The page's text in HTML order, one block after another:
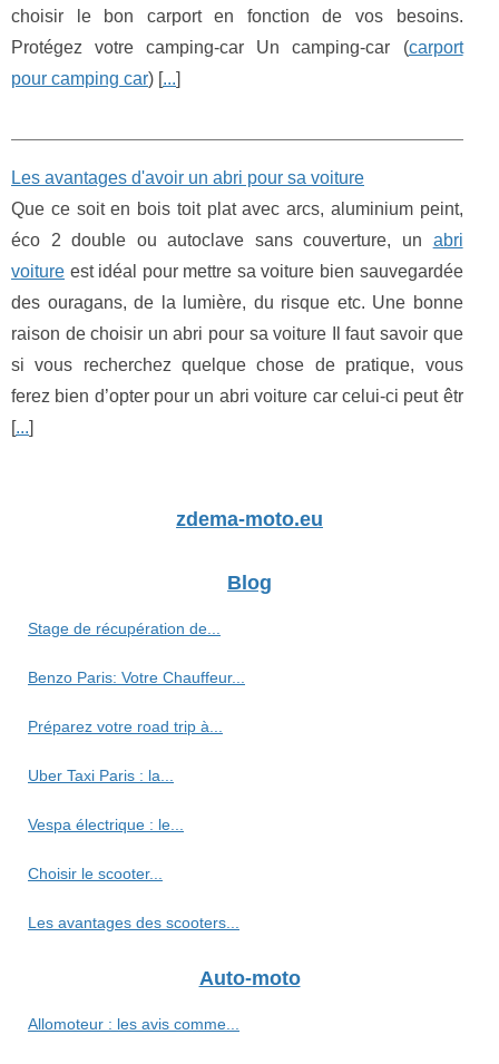
choisir le bon carport en fonction de vos besoins.
Protégez votre camping-car Un camping-car (carport
pour camping car) [...]
Les avantages d'avoir un abri pour sa voiture
Que ce soit en bois toit plat avec arcs, aluminium peint,
éco 2 double ou autoclave sans couverture, un abri
voiture est idéal pour mettre sa voiture bien sauvegardée
des ouragans, de la lumière, du risque etc. Une bonne
raison de choisir un abri pour sa voiture Il faut savoir que
si vous recherchez quelque chose de pratique, vous
ferez bien d’opter pour un abri voiture car celui-ci peut êtr
[...]
zdema-moto.eu
Blog
Stage de récupération de...
Benzo Paris: Votre Chauffeur...
Préparez votre road trip à...
Uber Taxi Paris : la...
Vespa électrique : le...
Choisir le scooter...
Les avantages des scooters...
Auto-moto
Allomoteur : les avis comme...